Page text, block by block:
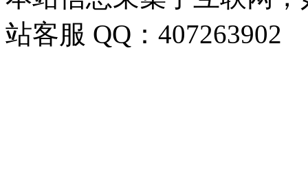
站客服 QQ：407263902